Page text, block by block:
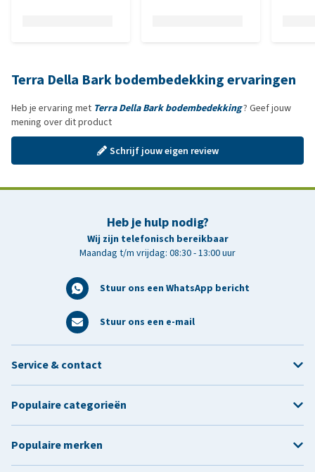
Terra Della Bark bodembedekking ervaringen
Heb je ervaring met Terra Della Bark bodembedekking? Geef jouw
mening over dit product
Schrijf jouw eigen review
Heb je hulp nodig?
Wij zijn telefonisch bereikbaar
Maandag t/m vrijdag: 08:30 - 13:00 uur
Stuur ons een WhatsApp bericht
Stuur ons een e-mail
Service & contact
Populaire categorieën
Populaire merken